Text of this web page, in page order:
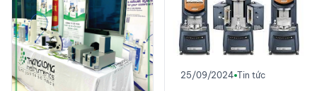
25/09/2024 Tin tức